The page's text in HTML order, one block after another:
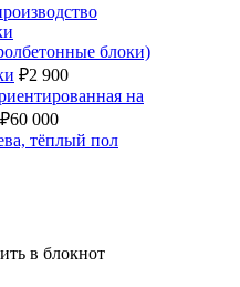
блоки)
₽2 900
на
₽60 000
тёплый пол
в блокнот